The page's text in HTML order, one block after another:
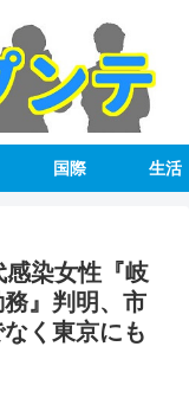
国際 生活
感染女性『岐
』判明、市
く東京にも